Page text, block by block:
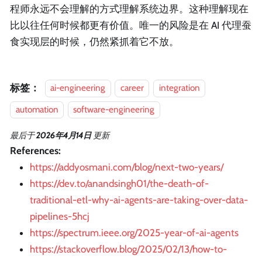
程师永远不会理解的方式理解系统边界。这种理解现在
比以往任何时候都更有价值。唯一的风险是在 AI 代理蚕
食实现层的时候，仍然紧抓着它不放。
标签： ai-engineering career
integration
automation
software-engineering
最后于2026年4月14日 更新
References:
https://addyosmani.com/blog/next-two-years/
https://dev.to/anandsingh01/the-death-of-
traditional-etl-why-ai-agents-are-taking-over-data-
pipelines-5hcj
https://spectrum.ieee.org/2025-year-of-ai-agents
https://stackoverflow.blog/2025/02/13/how-to-